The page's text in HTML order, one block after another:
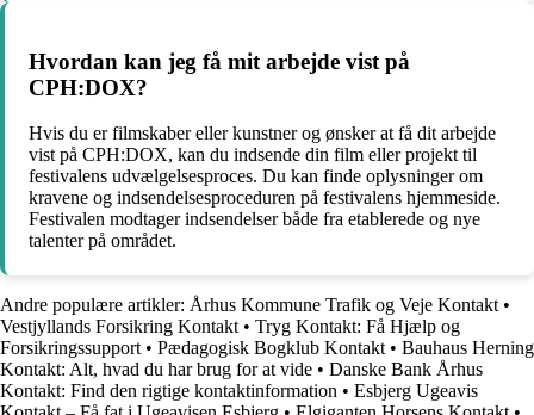
Hvordan kan jeg få mit arbejde vist på
CPH:DOX?
Hvis du er filmskaber eller kunstner og ønsker at få dit arbejde
vist på CPH:DOX, kan du indsende din film eller projekt til
festivalens udvælgelsesproces. Du kan finde oplysninger om
kravene og indsendelsesproceduren på festivalens hjemmeside.
Festivalen modtager indsendelser både fra etablerede og nye
talenter på området.
Andre populære artikler: Århus Kommune Trafik og Veje Kontakt •
Vestjyllands Forsikring Kontakt • Tryg Kontakt: Få Hjælp og
Forsikringssupport • Pædagogisk Bogklub Kontakt • Bauhaus Herning
Kontakt: Alt, hvad du har brug for at vide • Danske Bank Århus
Kontakt: Find den rigtige kontaktinformation • Esbjerg Ugeavis